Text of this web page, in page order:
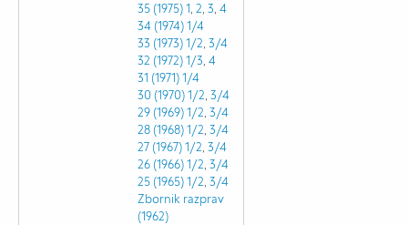
35 (1975)1, 2, 3, 4
34 (1974)1/4
33 (1973)1/2, 3/4
32 (1972)1/3, 4
31 (1971)1/4
30 (1970)1/2, 3/4
29 (1969)1/2, 3/4
28 (1968)1/2, 3/4
27 (1967)1/2, 3/4
26 (1966)1/2, 3/4
25 (1965)1/2, 3/4
Zbornik razprav
(1962)